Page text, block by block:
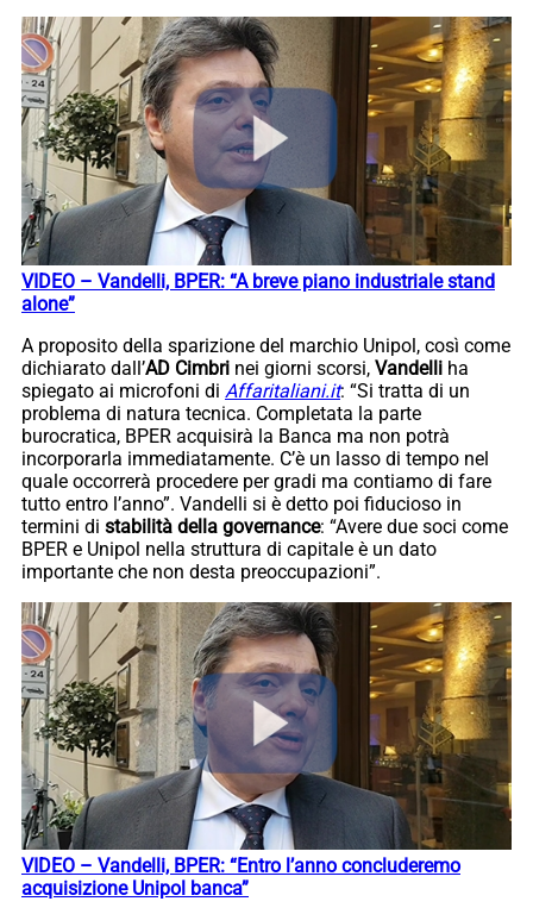
VIDEO – Vandelli, BPER: “A breve piano industriale stand
alone”
A proposito della sparizione del marchio Unipol, così come
dichiarato dall’AD Cimbri nei giorni scorsi, Vandelli ha
spiegato ai microfoni di Affaritaliani.it: “Si tratta di un
problema di natura tecnica. Completata la parte
burocratica, BPER acquisirà la Banca ma non potrà
incorporarla immediatamente. C’è un lasso di tempo nel
quale occorrerà procedere per gradi ma contiamo di fare
tutto entro l’anno”. Vandelli si è detto poi fiducioso in
termini di stabilità della governance: “Avere due soci come
BPER e Unipol nella struttura di capitale è un dato
importante che non desta preoccupazioni”.
VIDEO – Vandelli, BPER: “Entro l’anno concluderemo
acquisizione Unipol banca”